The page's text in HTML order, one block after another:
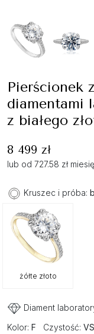
Pierścionek
diamentami
z białego
8 499 zł
lub od 727.58 zł
Kruszec i próba:
żółte złoto
Diament
Kolor: F Czystość: